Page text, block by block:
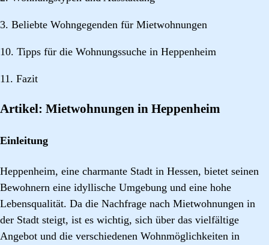
3. Beliebte Wohngegenden für Mietwohnungen
10. Tipps für die Wohnungssuche in Heppenheim
11. Fazit
Artikel: Mietwohnungen in Heppenheim
Einleitung
Heppenheim, eine charmante Stadt in Hessen, bietet seinen
Bewohnern eine idyllische Umgebung und eine hohe
Lebensqualität. Da die Nachfrage nach Mietwohnungen in
der Stadt steigt, ist es wichtig, sich über das vielfältige
Angebot und die verschiedenen Wohnmöglichkeiten in